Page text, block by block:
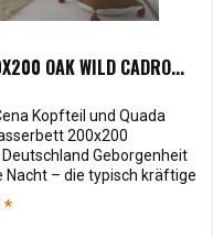
OAK WILD CADRO...
Kopfteil und Quada
200x200
Geborgenheit
– die typisch kräftige
Oak-Line eine starke und
*